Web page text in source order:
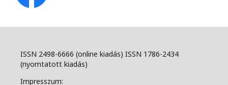
ISSN 2498-6666 (online kiadás) ISSN 1786-2434
(nyomtatott kiadás)
Impresszum: